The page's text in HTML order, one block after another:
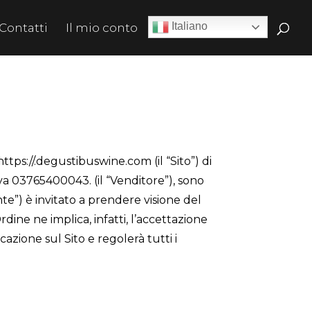
Contatti Il mio conto
.degustibuswine.com (il “Sito”) di
03765400043. (il “Venditore”), sono
è invitato a prendere visione del
ne implica, infatti, l’accettazione
sul Sito e regolerà tutti i
Italiano